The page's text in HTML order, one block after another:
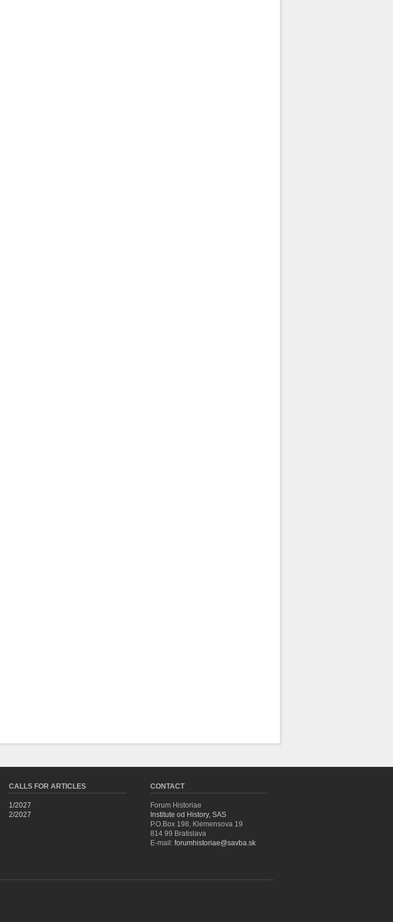
CALLS FOR ARTICLES
1/2027
2/2027
CONTACT
Forum Historiae
Institute od History, SAS
P.O.Box 198, Klemensova 19
814 99 Bratislava
E-mail: forumhistoriae@savba.sk